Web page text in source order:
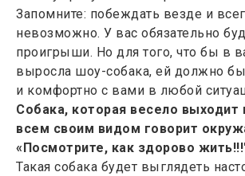
Запомните: побеждать везде и
невозможно. У вас обязательно
проигрыши. Но для того, что бы в
выросла шоу-собака, ей должно
и комфортно с вами в любой
Собака, которая весело выходит
всем своим видом говорит
«Посмотрите, как здорово
Такая собака будет выглядеть